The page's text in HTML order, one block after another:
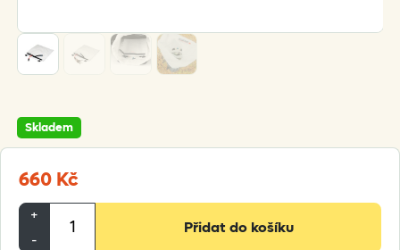
660 Kč
Skladem
+
-
Mountain
Přidat do košíku